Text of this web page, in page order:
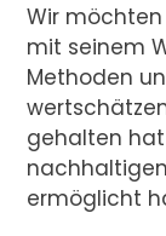
Wir
mit seinem
Methoden
gehalten
ermöglicht